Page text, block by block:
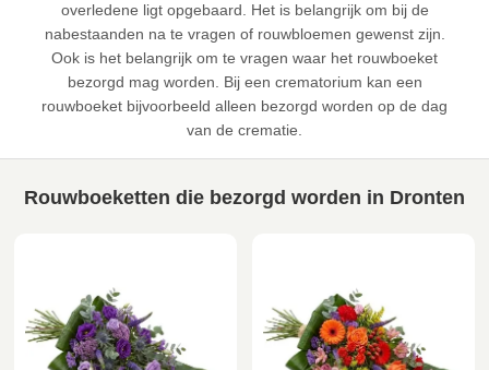
overledene ligt opgebaard. Het is belangrijk om bij de
nabestaanden na te vragen of rouwbloemen gewenst zijn.
Ook is het belangrijk om te vragen waar het rouwboeket
bezorgd mag worden. Bij een crematorium kan een
rouwboeket bijvoorbeeld alleen bezorgd worden op de dag
van de crematie.
Rouwboeketten die bezorgd worden in Dronten